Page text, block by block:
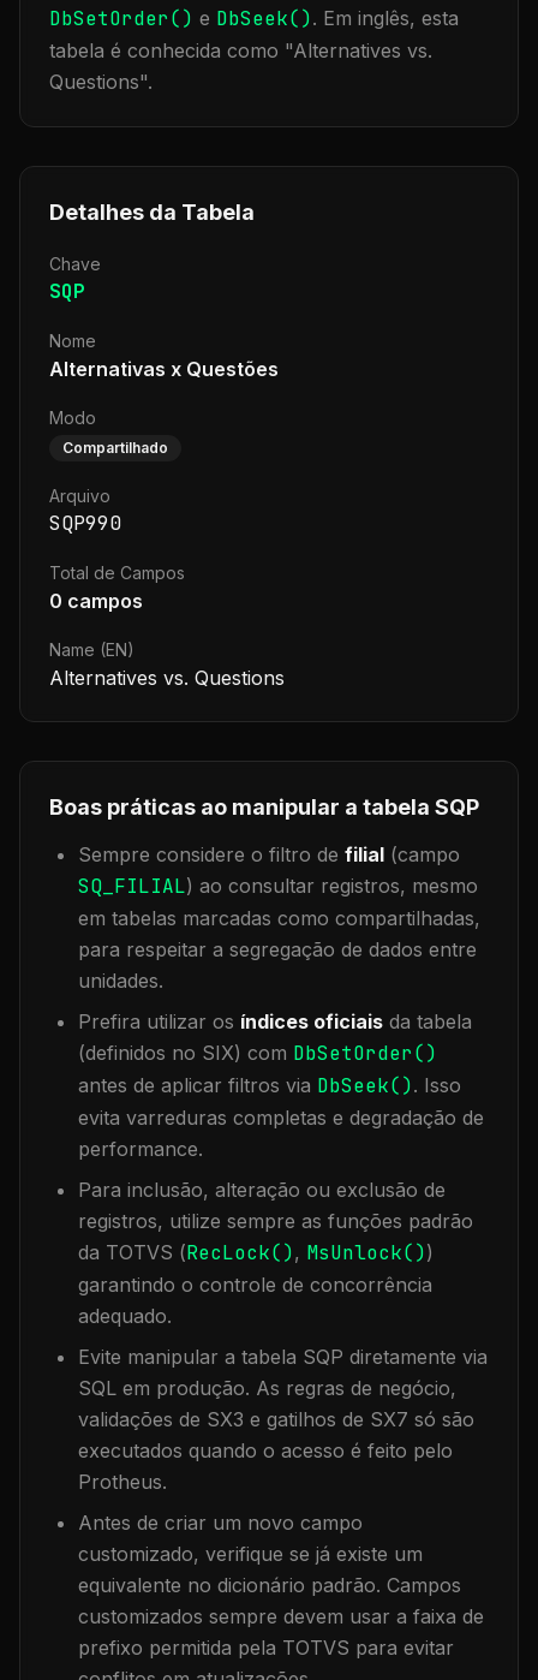
DbSetOrder() e DbSeek(). Em inglês, esta
tabela é conhecida como "Alternatives vs.
Questions".
Detalhes da Tabela
Chave
SQP
Nome
Alternativas x Questões
Modo
Compartilhado
Arquivo
SQP990
Total de Campos
0 campos
Name (EN)
Alternatives vs. Questions
Boas práticas ao manipular a tabela SQP
Sempre considere o filtro de filial (campo
SQ_FILIAL) ao consultar registros, mesmo
em tabelas marcadas como compartilhadas,
para respeitar a segregação de dados entre
unidades.
Prefira utilizar os índices oficiais da tabela
(definidos no SIX) com DbSetOrder()
antes de aplicar filtros via DbSeek(). Isso
evita varreduras completas e degradação de
performance.
Para inclusão, alteração ou exclusão de
registros, utilize sempre as funções padrão
da TOTVS (RecLock(), MsUnlock())
garantindo o controle de concorrência
adequado.
Evite manipular a tabela SQP diretamente via
SQL em produção. As regras de negócio,
validações de SX3 e gatilhos de SX7 só são
executados quando o acesso é feito pelo
Protheus.
Antes de criar um novo campo
customizado, verifique se já existe um
equivalente no dicionário padrão. Campos
customizados sempre devem usar a faixa de
prefixo permitida pela TOTVS para evitar